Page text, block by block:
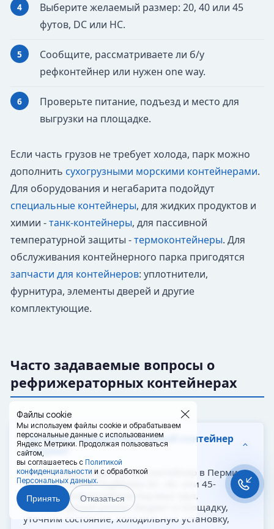
Файлы cookie
Мы используем файлы cookie и обрабатываем
персональные данные с использованием
Яндекс Метрики. Продолжая пользоваться
сайтом,
вы соглашаетесь с Политикой
конфиденциальности и с обработкой
Персональных данных.
Принять Отказаться
Выберите желаемый размер: 20, 40 или 45
футов, DC или HC.
Сообщите, рассматриваете ли б/у
рефконтейнер или нужен one way.
Проверьте питание, подъезд и место для
выгрузки на площадке.
Если часть грузов не требует холода, парк можно
дополнить сухогрузными морскими контейнерами.
Для оборудования и негабарита подойдут
специальные контейнеры, для жидких продуктов и
химии -танк-контейнеры, для пассивной
температурной защиты -термоконтейнеры. Для
обслуживания контейнерного парка пригодятся
запчасти для контейнеров: уплотнители,
фурнитура, элементы дверей и другие
комплектующие.
Часто задаваемые вопросы о
рефрижераторных контейнерах
Где купить рефрижераторный контейнер
в Перми?
Купить рефрижераторный контейнер в Перми
можно в 20РЕФ. Подберем 20-, 40- или 45-
футовый рефконтейнер под ваш груз,
температурный режим, бюджет и площадку,
уточним состояние, холодильную установку,